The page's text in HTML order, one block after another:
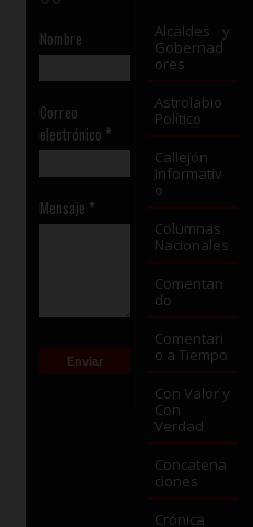
Nombre
Correo
electrónico *
Mensaje *
Alcaldes y
Gobernad
ores
Astrolabio
Político
Callejón
Informativ
o
Columnas
Nacionales
Comentan
do
Comentari
o a Tiempo
Con Valor y
Con
Verdad
Concatena
ciones
Crónica